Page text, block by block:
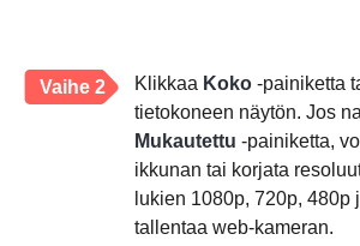
Vaihe 2 Klikkaa Koko -painiketta
tietokoneen näytön. Jos
Mukautettu -painiketta,
ikkunan tai korjata
lukien 1080p, 720p, 480p
tallentaa web-kameran.